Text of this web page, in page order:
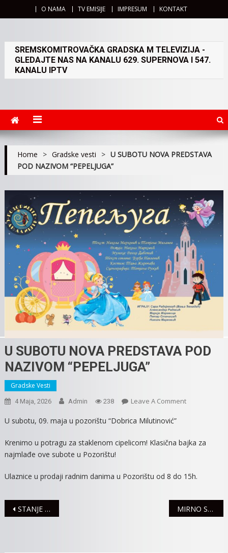
O NAMA TV EMISIJE IMPRESUM KONTAKT
SREMSKOMITROVAČKA GRADSKA M TELEVIZIJA -
GLEDAJTE NAS NA KANALU 629. SUPERNOVA I 547.
KANALU IPTV
Home > Gradske vesti > U SUBOTU NOVA PREDSTAVA
POD NAZIVOM “PEPELJUGA”
U SUBOTU NOVA PREDSTAVA POD
NAZIVOM “PEPELJUGA”
Gradske Vesti
4 Maja, 2026 Admin 238 Leave A CommentOn
PREDSTAVA
“PEPELJUGA”
U subotu, 09. maja u pozorištu “Dobrica Milutinović”
Krenimo u potragu za staklenom cipelicom! Klasična bajka za
najmlađe ove subote u Pozorištu!
Ulaznice u prodaji radnim danima u Pozorištu od 8 do 15h.
Navigacija
STANJE U SAOBRAĆAJU MIRNO STANJE U SAOBRAĆAJU